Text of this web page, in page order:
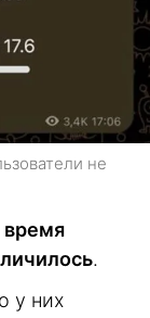
не
время
.
у них